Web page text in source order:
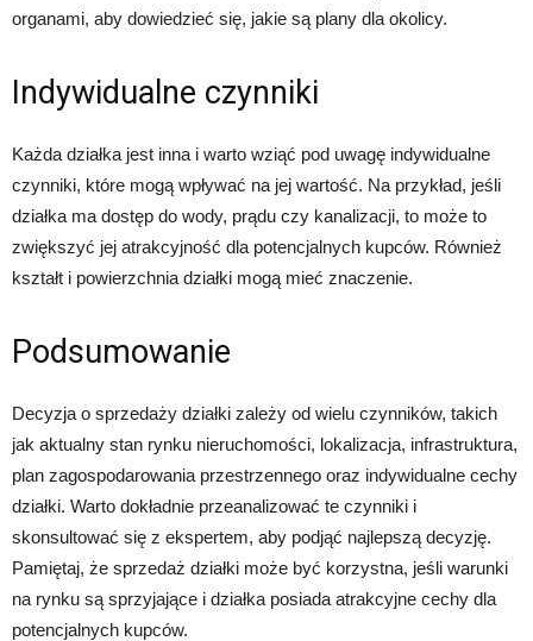
organami, aby dowiedzieć się, jakie są plany dla okolicy.
Indywidualne czynniki
Każda działka jest inna i warto wziąć pod uwagę indywidualne
czynniki, które mogą wpływać na jej wartość. Na przykład, jeśli
działka ma dostęp do wody, prądu czy kanalizacji, to może to
zwiększyć jej atrakcyjność dla potencjalnych kupców. Również
kształt i powierzchnia działki mogą mieć znaczenie.
Podsumowanie
Decyzja o sprzedaży działki zależy od wielu czynników, takich
jak aktualny stan rynku nieruchomości, lokalizacja, infrastruktura,
plan zagospodarowania przestrzennego oraz indywidualne cechy
działki. Warto dokładnie przeanalizować te czynniki i
skonsultować się z ekspertem, aby podjąć najlepszą decyzję.
Pamiętaj, że sprzedaż działki może być korzystna, jeśli warunki
na rynku są sprzyjające i działka posiada atrakcyjne cechy dla
potencjalnych kupców.